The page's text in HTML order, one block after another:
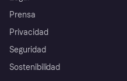
Prensa
Privacidad
Seguridad
Sostenibilidad